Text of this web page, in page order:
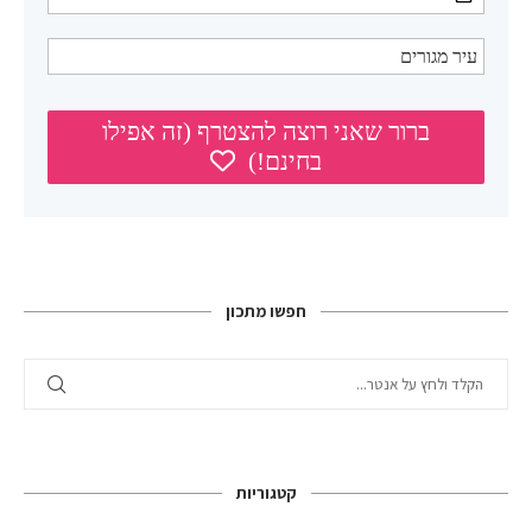
חפשו מתכון
קטגוריות